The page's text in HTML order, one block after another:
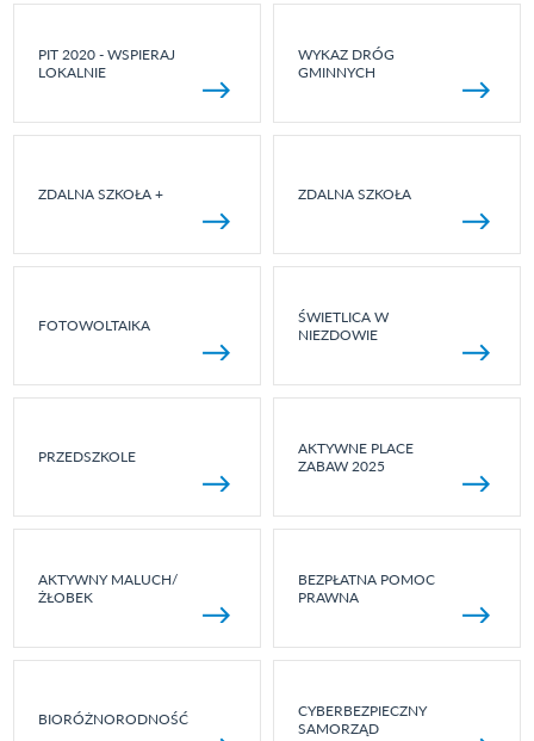
PIT 2020 - WSPIERAJ
LOKALNIE
WYKAZ DRÓG
GMINNYCH
ZDALNA SZKOŁA + ZDALNA SZKOŁA
FOTOWOLTAIKA
ŚWIETLICA W
NIEZDOWIE
PRZEDSZKOLE
AKTYWNE PLACE
ZABAW 2025
AKTYWNY MALUCH/
ŻŁOBEK
BEZPŁATNA POMOC
PRAWNA
BIORÓŻNORODNOŚĆ
CYBERBEZPIECZNY
SAMORZĄD